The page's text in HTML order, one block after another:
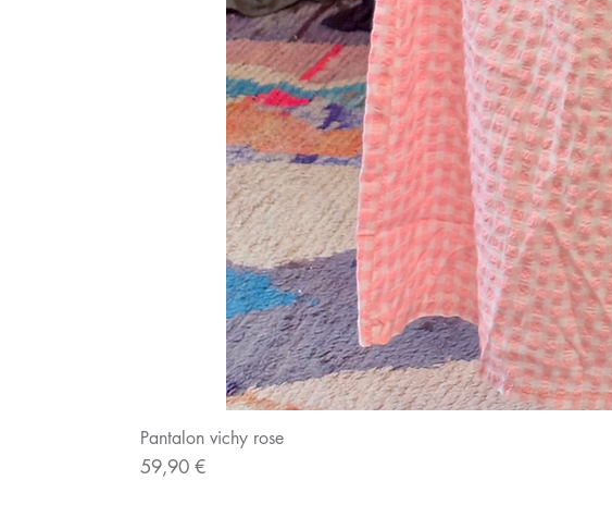
Pantalon vichy rose
Prix
59,90 €